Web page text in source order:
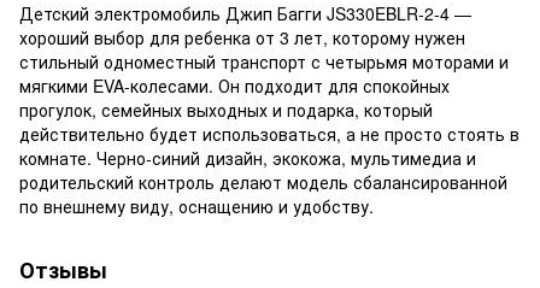
Детский электромобиль Джип Багги JS330EBLR-2-4 —
хороший выбор для ребенка от 3 лет, которому нужен
стильный одноместный транспорт с четырьмя моторами и
мягкими EVA-колесами. Он подходит для спокойных
прогулок, семейных выходных и подарка, который
действительно будет использоваться, а не просто стоять в
комнате. Черно-синий дизайн, экокожа, мультимедиа и
родительский контроль делают модель сбалансированной
по внешнему виду, оснащению и удобству.
Отзывы